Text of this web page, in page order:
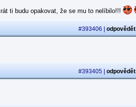
ti budu opakovat, že se mu to nelíbilo!!!
#393406 | odpovědět
#393405 | odpovědět